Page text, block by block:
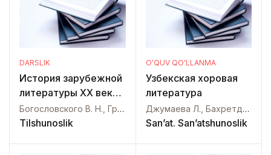
DARSLIK
История зарубежной
литературы ХХ века
1917-1945
Богословского В. Н., Гражданской З. Т.,
Tilshunoslik
O'QUV QO'LLANMA
Узбекская хоровая
литература
Джумаева Л., Бахретдинова Н.,
San’at. San’atshunoslik